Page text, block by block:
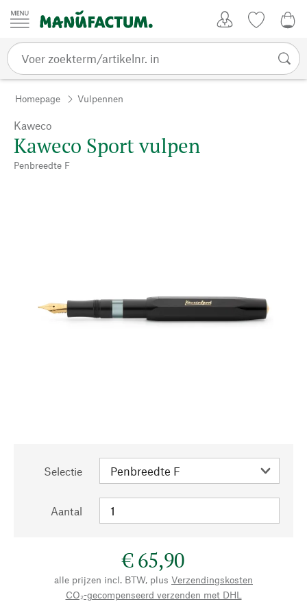
Passer au contenu
Homepage Vulpennen
Kaweco
Kaweco Sport vulpen
Penbreedte F
Selectie
Aantal
€ 65,90
alle prijzen incl. BTW, plus Verzendingskosten
CO₂-gecompenseerd verzenden met DHL